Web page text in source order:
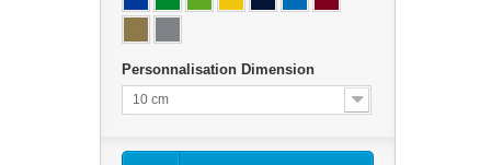
Personnalisation Dimension
10 cm